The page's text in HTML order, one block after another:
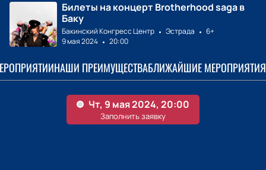
Билеты на концерт Brotherhood saga в
Баку
Бакинский Конгресс Центр Эстрада
6+
9 мая 2024
20:00
НАШИ ПРЕИМУЩЕСТВАБЛИЖАЙШИЕ МЕРОПРИЯТИЯ